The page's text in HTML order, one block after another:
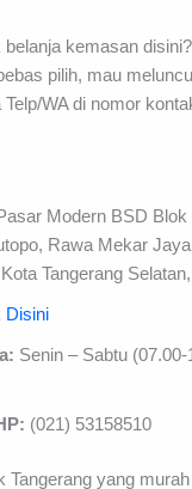
belanja kemasan
pilih, mau
WA di nomor
Modern BSD Blok
Rawa Mekar
Tangerang
Disini
Senin – Sabtu
(021) 53158510
Tangerang yang